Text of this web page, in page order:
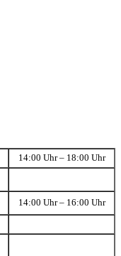
14:00 Uhr – 18:00 Uhr
14:00 Uhr – 16:00 Uhr